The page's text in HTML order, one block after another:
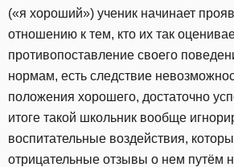
(«я хороший») ученик начинает
отношению к тем, кто их так
противопоставление своего
нормам, есть следствие
положения хорошего, достаточно
итоге такой школьник вообще
воспитательные воздействия,
отрицательные отзывы о нем путём